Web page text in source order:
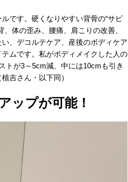
です。硬くなりやすい背骨の“サビ
体の歪み、腰痛、肩こりの改善、
、デコルテケア、産後のボディケア
ムです。私がボディメイクした人の
トが3～5cm減、中には10cmも引き
吉さん・以下同）
ップが可能！